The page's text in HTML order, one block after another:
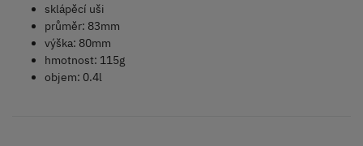
sklápěcí uši
průměr: 83mm
výška: 80mm
hmotnost: 115g
objem: 0.4l